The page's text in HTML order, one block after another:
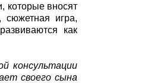
которые вносят
сюжетная игра,
как
консультации
своего сына